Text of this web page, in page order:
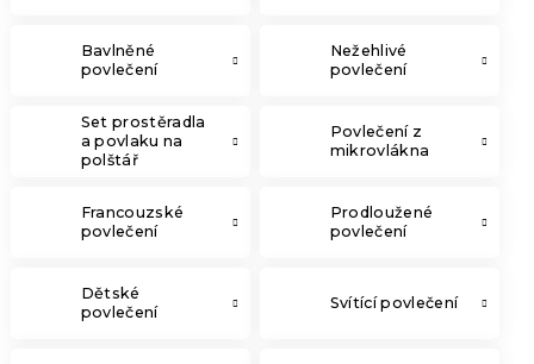
Bavlněné
povlečení
Nežehlivé
povlečení
Set prostěradla
a povlaku na
polštář
Povlečení z
mikrovlákna
Francouzské
povlečení
Prodloužené
povlečení
Dětské
povlečení
Svítící povlečení